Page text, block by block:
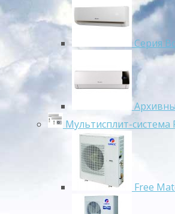
Серия
Мультисплит-система
Free